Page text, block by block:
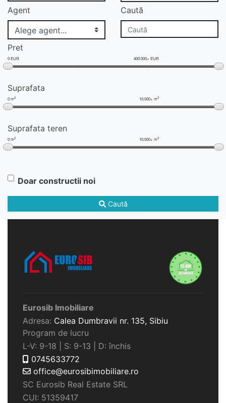
Agent Caută
Pret
0 EUR 400.000+ EUR
Suprafata
0 m2 10.000+ m2
Suprafata teren
0 m2 10.000+ m2
Doar constructii noi
Caută
Eurosib Imobiliare
Adresa: Calea Dumbravii nr. 135, Sibiu
Program de lucru
L-V: 9-18 | S: 9-13 | D: închis
0745633772
office@eurosibimobiliare.ro
SC Eurosib Real Estate SRL
CUI: 51359417